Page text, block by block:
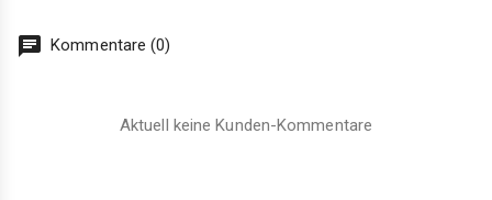
chat Kommentare (0)
Aktuell keine Kunden-Kommentare